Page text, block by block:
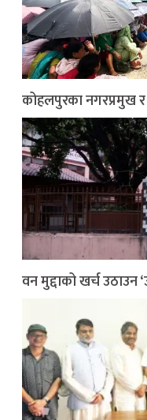
कोहलपुरका नगरप्रमुख
वन मुद्दाको खर्च उठाउन